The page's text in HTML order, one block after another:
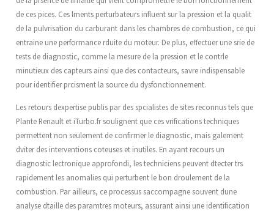
de ces pices. Ces lments perturbateurs influent sur la pression et la qualit
de la pulvrisation du carburant dans les chambres de combustion, ce qui
entraine une performance rduite du moteur. De plus, effectuer une srie de
tests de diagnostic, comme la mesure de la pression et le contrle
minutieux des capteurs ainsi que des contacteurs, savre indispensable
pour identifier prcisment la source du dysfonctionnement.
Les retours dexpertise publis par des spcialistes de sites reconnus tels que
Plante Renault et iTurbo.fr soulignent que ces vrifications techniques
permettent non seulement de confirmer le diagnostic, mais galement
dviter des interventions coteuses et inutiles. En ayant recours un
diagnostic lectronique approfondi, les techniciens peuvent dtecter trs
rapidement les anomalies qui perturbent le bon droulement de la
combustion. Par ailleurs, ce processus saccompagne souvent dune
analyse dtaille des paramtres moteurs, assurant ainsi une identification